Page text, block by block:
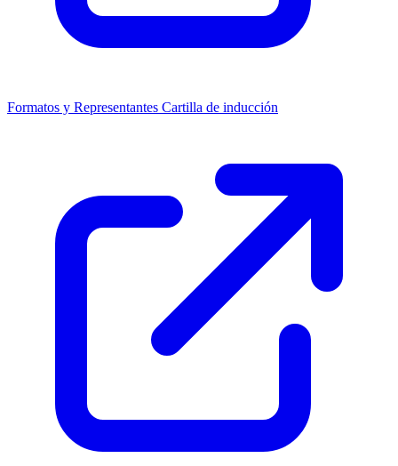
Formatos y Representantes Cartilla de inducción